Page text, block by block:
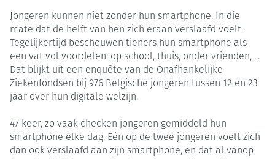
Jongeren kunnen niet zonder hun smartphone. In die
mate dat de helft van hen zich eraan verslaafd voelt.
Tegelijkertijd beschouwen tieners hun smartphone als
een vat vol voordelen: op school, thuis, onder vrienden, ...
Dat blijkt uit een enquête van de Onafhankelijke
Ziekenfondsen bij 976 Belgische jongeren tussen 12 en 23
jaar over hun digitale welzijn.
47 keer, zo vaak checken jongeren gemiddeld hun
smartphone elke dag. Eén op de twee jongeren voelt zich
dan ook verslaafd aan zijn smartphone, en dat al vanop